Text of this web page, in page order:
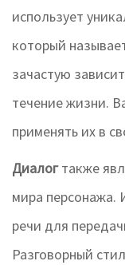
использует
который
зачастую
течение жизни.
применять их в
Диалогтакже
мира персонажа.
речи для
Разговорный